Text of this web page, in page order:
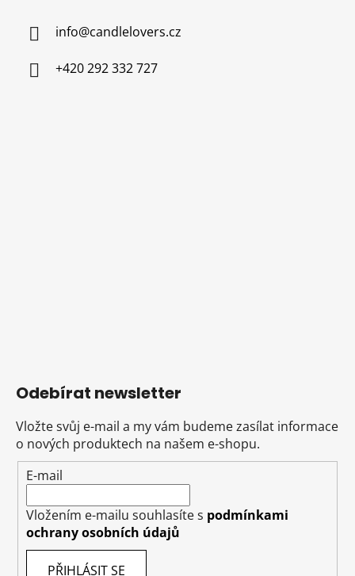
info@candlelovers.cz
+420 292 332 727
Odebírat newsletter
Vložte svůj e-mail a my vám budeme zasílat informace
o nových produktech na našem e-shopu.
E-mail
Vložením e-mailu souhlasíte s podmínkami
ochrany osobních údajů
PŘIHLÁSIT SE